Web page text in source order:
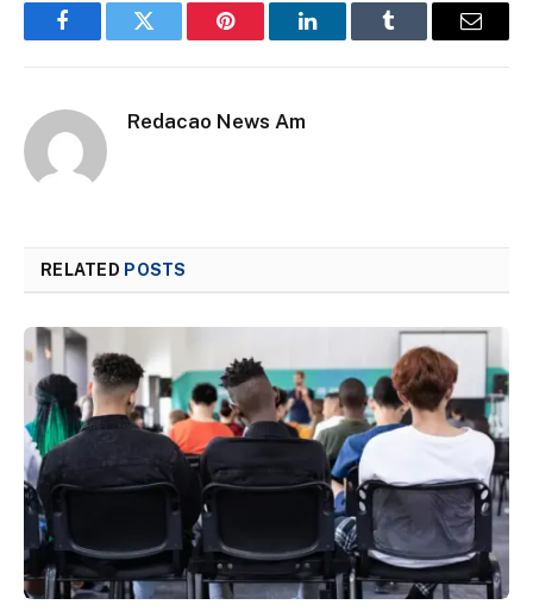
FacebookTwitter Pinterest LinkedInTumblr Email
Redacao News Am
RELATED POSTS